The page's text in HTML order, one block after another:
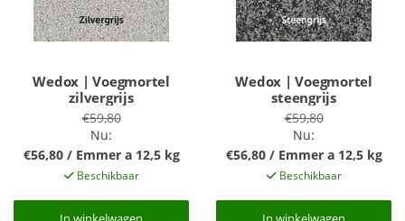
Wedox | Voegmortel
zilvergrijs
€59,80
Nu:
€56,80 / Emmer a 12,5 kg
Beschikbaar
Wedox | Voegmortel
steengrijs
€59,80
Nu:
€56,80 / Emmer a 12,5 kg
Beschikbaar